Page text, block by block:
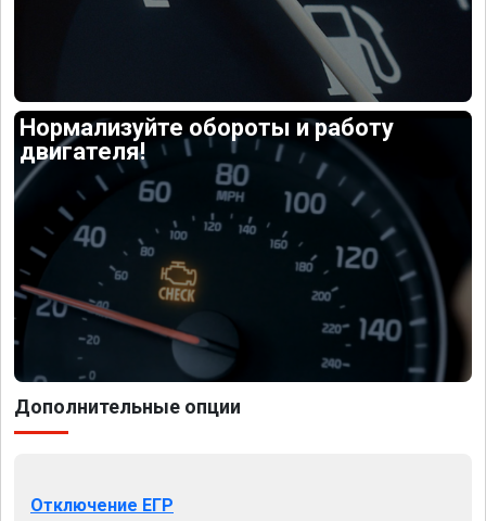
Нормализуйте обороты и работу
двигателя!
Дополнительные опции
Отключение ЕГР